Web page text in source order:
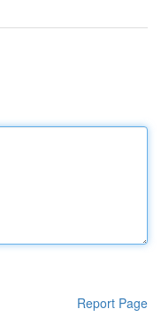
Report Page